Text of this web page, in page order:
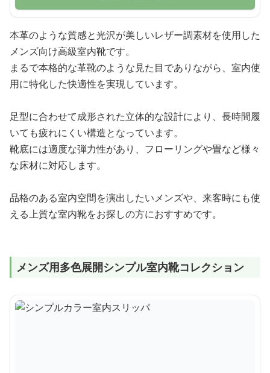
本革のような質感と光沢が美しいレザー調素材を使用した
メンズ向け高級室内靴です。
まるで本格的な革靴のような見た目でありながら、室内使
用に特化した快適性を実現しています。
足型に合わせて成形された立体的な設計により、長時間履
いても疲れにくい構造となっています。
靴底には適度な弾力性があり、フローリングや畳など様々
な床材に対応します。
品格のある室内空間を演出したいメンズや、来客時にも使
える上質な室内靴をお探しの方におすすめです。
メンズ用多色展開シンプル室内靴コレクション